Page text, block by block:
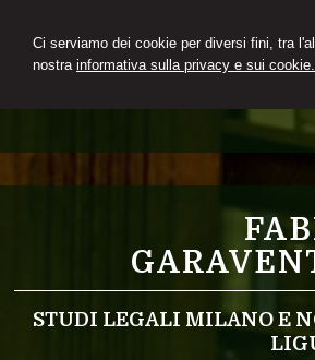
Ci serviamo dei cookie per diversi fini, tra
nostra informativa sulla privacy e sui cookie.
STUDI LEGALI MILANO E